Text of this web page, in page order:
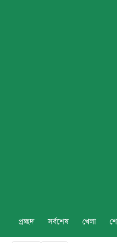
প্রচ্ছদ সর্বশেষ খেলা